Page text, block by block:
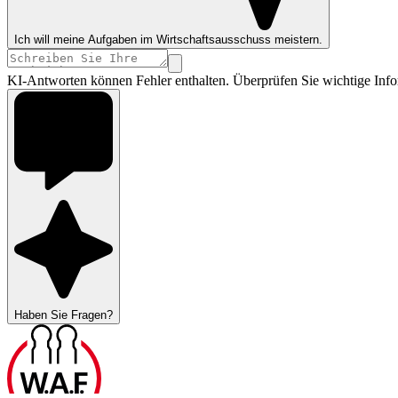
Ich will meine Aufgaben im Wirtschaftsausschuss meistern.
KI-Antworten können Fehler enthalten. Überprüfen Sie wichtige
Haben Sie Fragen?